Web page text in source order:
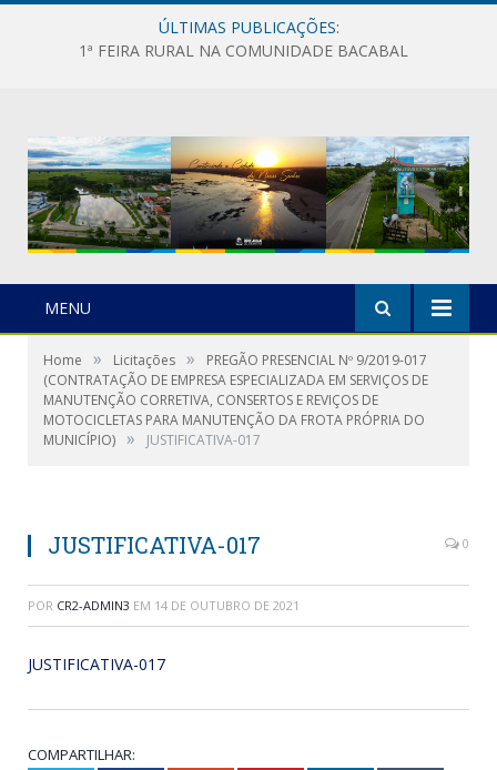
ÚLTIMAS PUBLICAÇÕES:
1ª FEIRA RURAL NA COMUNIDADE BACABAL
MENU
Home » Licitações »
PREGÃO PRESENCIAL Nº 9/2019-017
(CONTRATAÇÃO DE EMPRESA ESPECIALIZADA EM SERVIÇOS DE
MANUTENÇÃO CORRETIVA, CONSERTOS E REVIÇOS DE
MOTOCICLETAS PARA MANUTENÇÃO DA FROTA PRÓPRIA DO
MUNICÍPIO) » JUSTIFICATIVA-017
JUSTIFICATIVA-017 0
POR CR2-ADMIN3 EM 14 DE OUTUBRO DE 2021
JUSTIFICATIVA-017
COMPARTILHAR: